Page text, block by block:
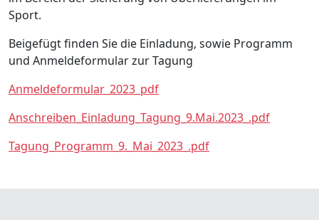
Sport.
Beigefügt finden Sie die Einladung, sowie Programm
und Anmeldeformular zur Tagung
Anmeldeformular_2023_pdf
Anschreiben_Einladung_Tagung_9.Mai.2023_.pdf
Tagung_Programm_9._Mai_2023_.pdf